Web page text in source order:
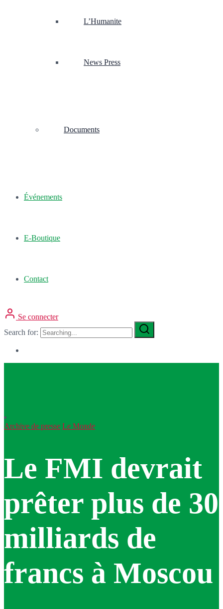
L’Humanite
News Press
Documents
Événements
E-Boutique
Contact
Se connecter
Search for:
Archive de presse Le Monde
Le FMI devrait
prêter plus de 30
milliards de
francs à Moscou